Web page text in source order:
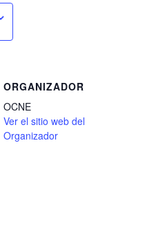
ORGANIZADOR
OCNE
Ver el sitio web del
Organizador